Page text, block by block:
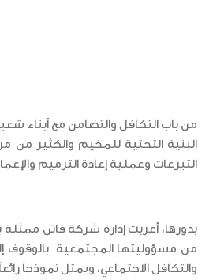
من باب التكافل والتضامن مع أبناء
البنية التحتية للمخيم والكثير من
التبرعات وعملية إعادة الترميم
بدورها، أعربت إدارة شركة فاتن
من مسؤوليتها المجتمعية بالوقوف
والتكافل الاجتماعي، ويمثل نموذجاً